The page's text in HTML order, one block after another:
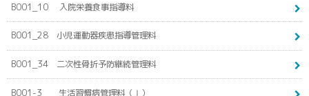
B001_10 入院栄養食事指導料
B001_28 小児運動器疾患指導管理料
B001_34 二次性骨折予防継続管理料
B001-3 生活習慣病管理料（Ⅰ）